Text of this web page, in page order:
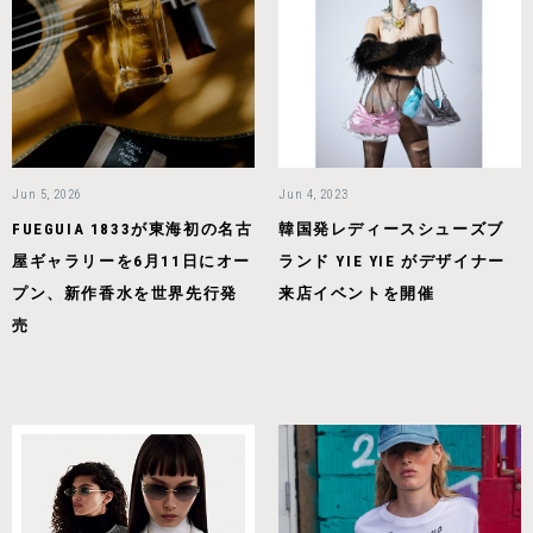
Jun 5, 2026
FUEGUIA 1833が東海初の名古
屋ギャラリーを6月11日にオー
プン、新作香水を世界先行発
売
Jun 4, 2023
韓国発レディースシューズブ
ランド YIE YIE がデザイナー
来店イベントを開催